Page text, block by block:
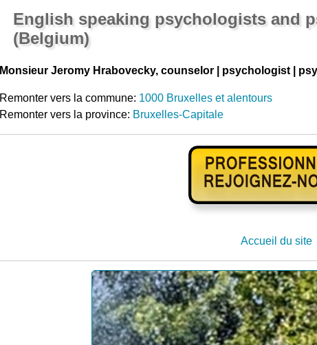
English speaking psychologists and
(Belgium)
Monsieur Jeromy Hrabovecky, counselor | psychologist |
Remonter vers la commune: 1000 Bruxelles et alentours
Remonter vers la province: Bruxelles-Capitale
Accueil du site